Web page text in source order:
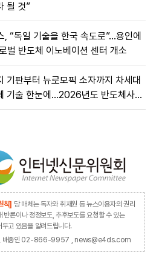
될 것”
, “독일 기술을 한국 속도로”…용인에
벌 반도체 이노베이션 센터 개소
기판부터 뉴로모픽 소자까지 차세대
기술 한눈에…2026년도 반도체사업
류회
칙] 당 매체는 독자와 취재원 등 뉴스이용자의 권리
반론이나 정정보도, 추후보도를 요청할 수 있는
두고 있음을 알려드립니다.
배종인 02-866-9957 , news@e4ds.com